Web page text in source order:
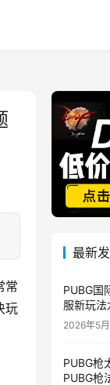
常
玩
最新
PUBG国
服新玩
2026年5
PUBG枪
PUBG枪